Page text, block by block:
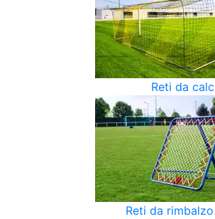
Reti da
Reti da